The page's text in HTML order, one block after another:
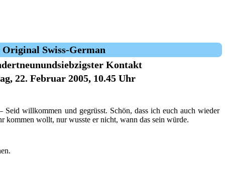
Original Swiss-German
Kontakt
22. Februar 2005, 10.45 Uhr
Seid willkommen und gegrüsst. Schön, dass ich euch auch wieder
kommen wollt, nur wusste er nicht, wann das sein würde.